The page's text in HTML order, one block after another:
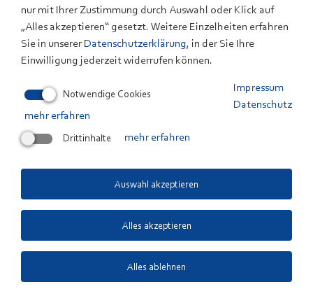
nur mit Ihrer Zustimmung durch Auswahl oder Klick auf
„Alles akzeptieren“ gesetzt. Weitere Einzelheiten erfahren
Sie in unserer Datenschutzerklärung, in der Sie Ihre
Einwilligung jederzeit widerrufen können.
Impressum
Datenschutz
Notwendige Cookies
mehr erfahren
Drittinhalte
mehr erfahren
Auswahl akzeptieren
Alles akzeptieren
Alles ablehnen